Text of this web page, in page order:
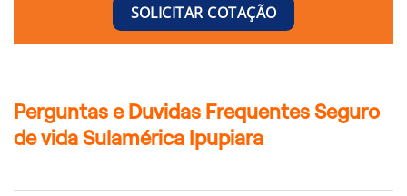
SOLICITAR COTAÇÃO
Perguntas e Duvidas Frequentes Seguro
de vida Sulamérica Ipupiara